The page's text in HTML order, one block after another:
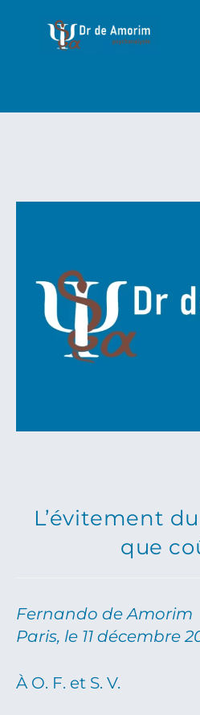
L’évitement
que
Fernando de Amorim
Paris, le 11 décembre
À O. F. et S. V.